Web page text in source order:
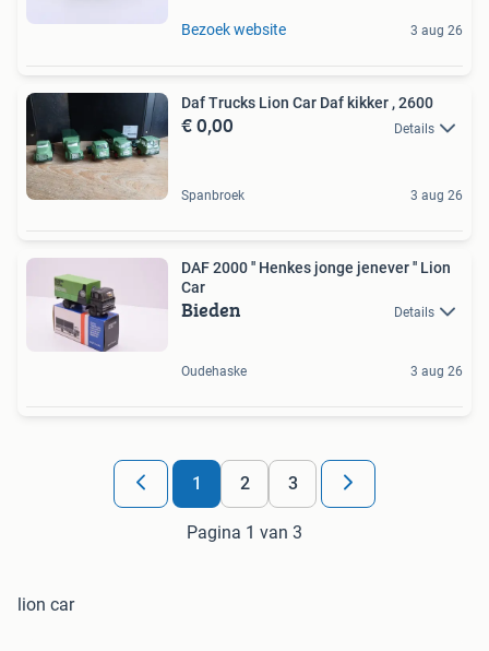
Bezoek website 3 aug 26
Daf Trucks Lion Car Daf kikker , 2600
€ 0,00 Details
Spanbroek 3 aug 26
DAF 2000 '' Henkes jonge jenever '' Lion
Car
Bieden Details
Oudehaske 3 aug 26
1 2 3
Pagina 1 van 3
lion car